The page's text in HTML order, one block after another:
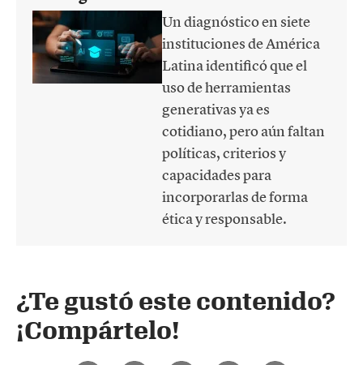
Un diagnóstico en siete
instituciones de América
Latina identificó que el
uso de herramientas
generativas ya es
cotidiano, pero aún faltan
políticas, criterios y
capacidades para
incorporarlas de forma
ética y responsable.
¿Te gustó este contenido?
¡Compártelo!